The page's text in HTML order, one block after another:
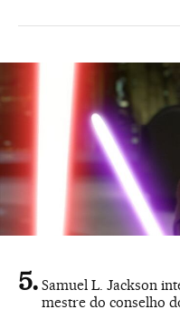
Samuel L. Jackson
mestre do conselho